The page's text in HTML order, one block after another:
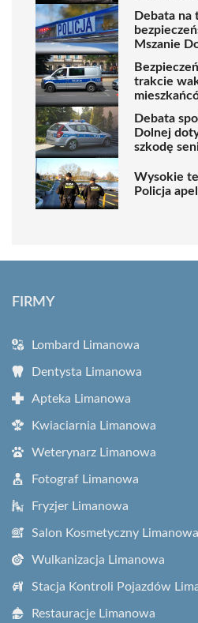
Debata na
Mszanie
trakcie
Debata
Dolnej
szkodę
Wysokie
Policja
FIRMY
Lombard Limanowa
Dentysta Limanowa
Apteka Limanowa
Kwiaciarnia Limanowa
Weterynarz Limanowa
Fotograf Limanowa
Fryzjer Limanowa
Salon Kosmetyczny Limanowa
Wulkanizacja Limanowa
Stacja Kontroli Pojazdów
Restauracje Limanowa